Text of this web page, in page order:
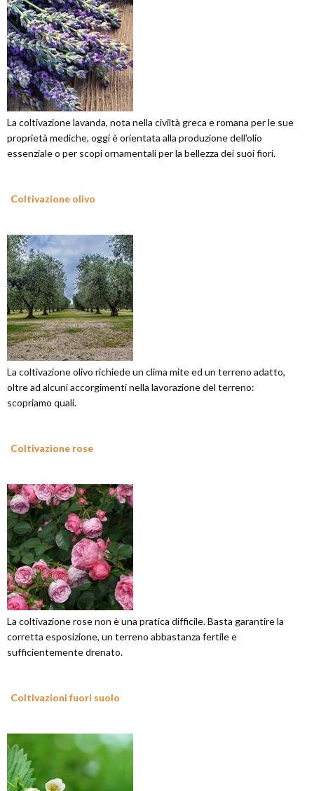
La coltivazione lavanda, nota nella civiltà greca e romana per le sue
proprietà mediche, oggi è orientata alla produzione dell'olio
essenziale o per scopi ornamentali per la bellezza dei suoi fiori.
Coltivazione olivo
La coltivazione olivo richiede un clima mite ed un terreno adatto,
oltre ad alcuni accorgimenti nella lavorazione del terreno:
scopriamo quali.
Coltivazione rose
La coltivazione rose non è una pratica difficile. Basta garantire la
corretta esposizione, un terreno abbastanza fertile e
sufficientemente drenato.
Coltivazioni fuori suolo